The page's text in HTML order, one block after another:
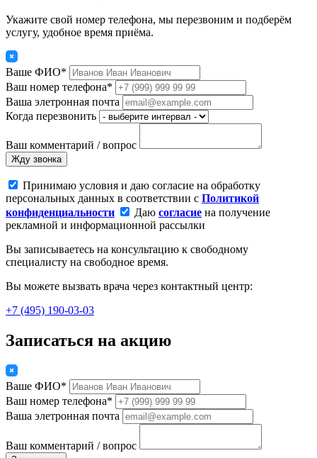
Укажите свой номер телефона, мы перезвоним и подберём
услугу, удобное время приёма.
Ваше ФИО*
Ваш номер телефона*
Ваша элетронная почта
Когда перезвонить
Ваш комментарий / вопрос
Жду звонка
Принимаю условия и даю согласие на обработку
персональных данных в соответствии с Политикой
конфиденциальности
Даю согласие на получение
рекламной и информационной рассылки
Вы записываетесь на консультацию к свободному
специалисту на свободное время.
Вы можете вызвать врача через контактный центр:
+7 (495) 190-03-03
Записаться на акцию
Ваше ФИО*
Ваш номер телефона*
Ваша элетронная почта
Ваш комментарий / вопрос